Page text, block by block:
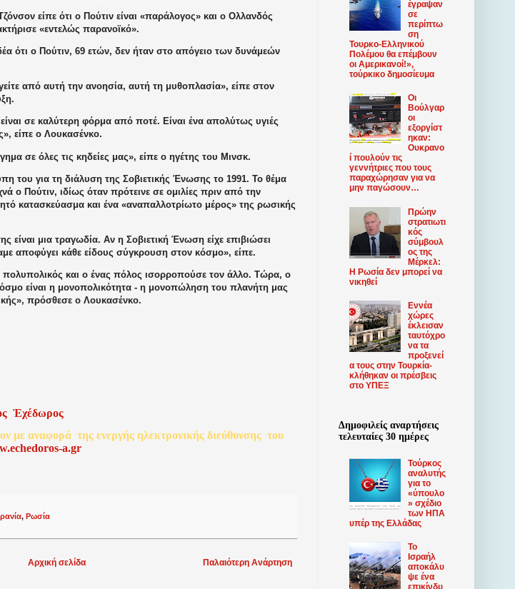
είπε ότι ο Πούτιν είναι «παράλογος» και ο Ολλανδός
«εντελώς παρανοϊκό».
ότι ο Πούτιν, 69 ετών, δεν ήταν στο απόγειο των δυνάμεών
από αυτή την ανοησία, αυτή τη μυθοπλασία», είπε στον
σε καλύτερη φόρμα από ποτέ. Είναι ένα απολύτως υγιές
είπε ο Λουκασένκο.
σε όλες τις κηδείες μας», είπε ο ηγέτης του Μινσκ.
του για τη διάλυση της Σοβιετικής Ένωσης το 1991. Το θέμα
ο Πούτιν, ιδίως όταν πρότεινε σε ομιλίες πριν από την
κατασκεύασμα και ένα «αναπαλλοτρίωτο μέρος» της ρωσικής
είναι μια τραγωδία. Αν η Σοβιετική Ένωση είχε επιβιώσει
αποφύγει κάθε είδους σύγκρουση στον κόσμο», είπε.
και ο ένας πόλος ισορροπούσε τον άλλο. Τώρα, ο
είναι η μονοπολικότητα - η μονοπώληση του πλανήτη μας
πρόσθεσε ο Λουκασένκο.
Ἐχέδωρος
με αναφορά της ενεργής ηλεκτρονικής διεύθυνσης του
a.gr
, Ρωσία
Παλαιότερη Ανάρτηση
Αρχική σελίδα
έγραψαν
σε
περίπτω
ση
Τουρκο-Ελληνικού
Πολέμου θα επέμβουν
οι Αμερικανοί!»,
τούρκικο δημοσίευμα
Οι
Βούλγαρ
οι
εξοργίστ
ηκαν:
Ουκρανο
ί πουλούν τις
γεννήτριες που τους
παραχώρησαν για να
μην παγώσουν…
Πρώην
στρατιωτι
κός
σύμβουλ
ος της
Μέρκελ:
Η Ρωσία δεν μπορεί να
νικηθεί
Εννέα
χώρες
έκλεισαν
ταυτόχρο
να τα
προξενεί
α τους στην Τουρκία-
κλήθηκαν οι πρέσβεις
στο ΥΠΕΞ
Δημοφιλείς αναρτήσεις
τελευταίες 30 ημέρες
Τούρκος
αναλυτής
για το
«ύπουλο
» σχέδιο
των ΗΠΑ
υπέρ της Ελλάδας
Το
Ισραήλ
αποκάλυ
ψε ένα
επικίνδυ